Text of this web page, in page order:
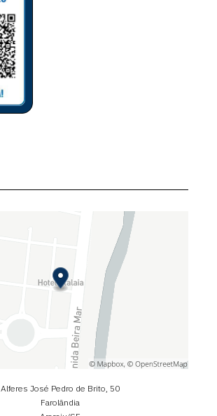
Alferes José Pedro de Brito, 50
Farolândia